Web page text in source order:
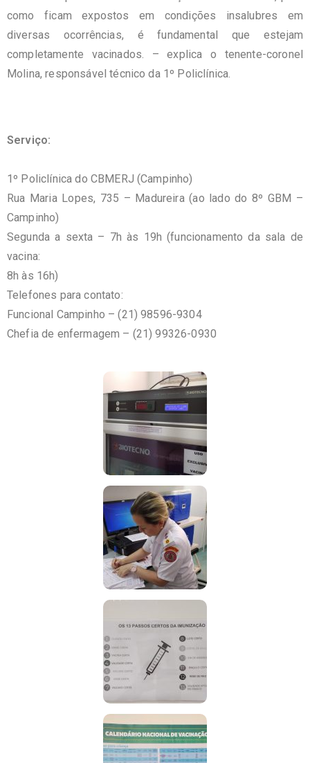
como ficam expostos em condições insalubres em
diversas ocorrências, é fundamental que estejam
completamente vacinados. – explica o tenente-coronel
Molina, responsável técnico da 1º Policlínica.
Serviço:⁣
1º Policlínica do CBMERJ (Campinho) ⁣
Rua Maria Lopes, 735 – Madureira (ao lado do 8º GBM –
Campinho)⁣
Segunda a sexta – 7h às 19h (funcionamento da sala de
vacina:
8h às 16h)
Telefones para contato:
Funcional Campinho – (21) 98596-9304
Chefia de enfermagem – (21) 99326-0930